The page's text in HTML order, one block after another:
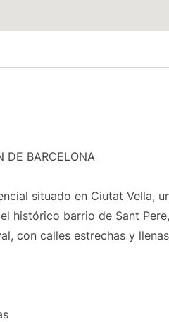
DE BARCELONA
situado en Ciutat Vella,
histórico barrio de Sant
con calles estrechas y